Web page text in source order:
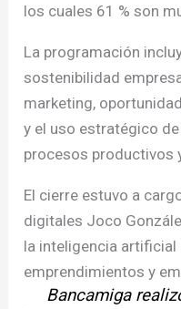
los cuales 61 % son
La programación
sostenibilidad
marketing,
y el uso estratégico
procesos productivos
El cierre estuvo a
digitales Joco
la inteligencia artificial
emprendimientos y
Bancamiga